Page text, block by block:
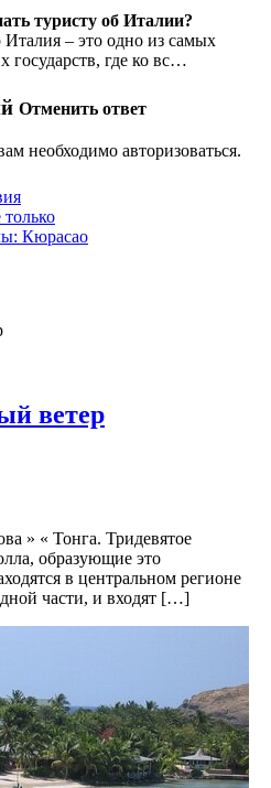
туристу об Италии?
Италия – это одно из самых
государств, где ко вс…
Отменить ответ
необходимо авторизоваться.
Кюрасао
ветер
» « Тонга. Тридевятое
образующие это
в центральном регионе
части, и входят […]